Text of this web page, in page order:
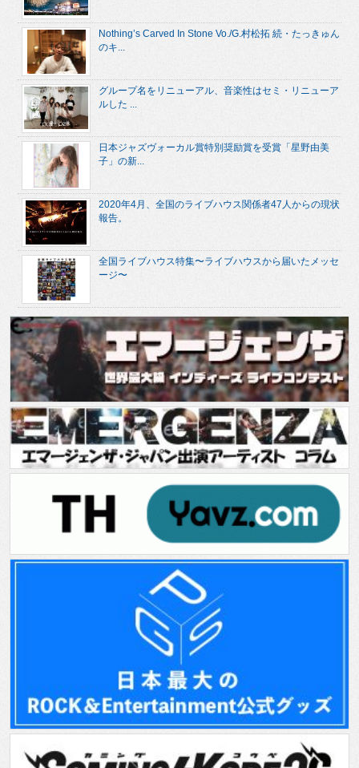
Nothing’s Carved In Stone Vo./G.村松拓 続・たっきゅん
のキ...
グループ名をリニューアル、音楽性はセミ・リニューア
ルした ...
日本ジャズヴォーカル賞特別奨励賞を受賞「星野由美
子」の新...
2020年4月、全国のライブハウス関係者47人からの現状
報告。
全国ライブハウス特集〜ライブハウスから届いたメッセ
ージ〜